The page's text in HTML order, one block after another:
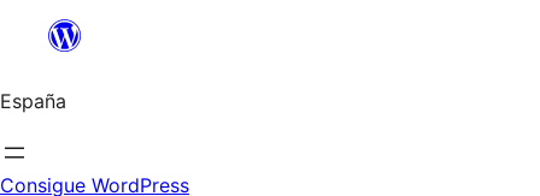
Saltar
contenido
España
Consigue WordPress